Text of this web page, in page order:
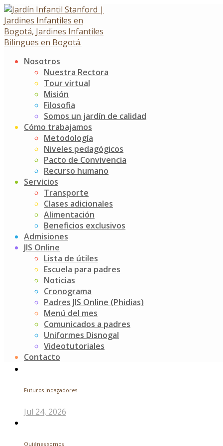
Skip
to
content
Nosotros
Nuestra Rectora
Tour virtual
Misión
Filosofia
Somos un jardín de calidad
Cómo trabajamos
Metodología
Niveles pedagógicos
Pacto de Convivencia
Recurso humano
Servicios
Transporte
Clases adicionales
Alimentación
Beneficios exclusivos
Admisiones
JIS Online
Lista de útiles
Escuela para padres
Noticias
Cronograma
Padres JIS Online (Phidias)
Menú del mes
Comunicados a padres
Uniformes Disnogal
Videotutoriales
Contacto
Autor:Jardín Infantil
Somos grandes amigos
25 abril, 2015
Jardín Infantil Stanford
Compartimos como amigos en nuestra primera
posibilidad de ayudar. Somos grandes amigos.
Read more
Izada de bandera
21 abril, 2015
Jardín Infantil Stanford0 Comments
Nuestras Izadas de bandera están llenas de magia,
nuestras niñas. Felicitaciones a todos lo chiquis que izaron
Read more
Paginación
entradas
Previous …757677
Buscar
Noticias recientes
Futuros indagadores
Jul 24, 2026
Quiénes somos